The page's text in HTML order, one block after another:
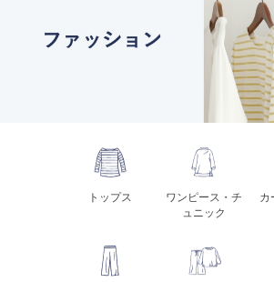
トップス
ワンピース・チ
ュニック
カ